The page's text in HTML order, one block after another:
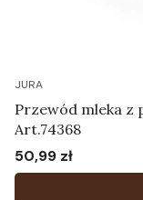
JURA
Przewód mleka z
Art.74368
Cena
50,99 zł